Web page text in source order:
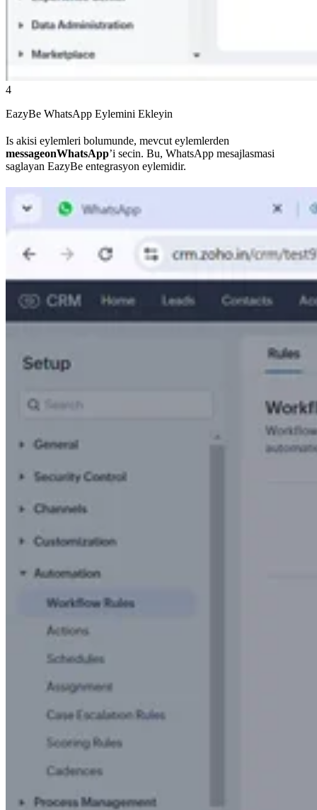
4
EazyBe WhatsApp Eylemini Ekleyin
Is akisi eylemleri bolumunde, mevcut eylemlerden
messageonWhatsApp’i secin. Bu, WhatsApp mesajlasmasi
saglayan EazyBe entegrasyon eylemidir.